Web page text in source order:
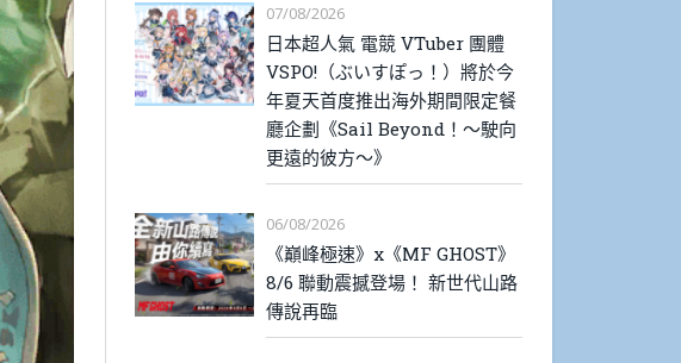
07/08/2026
日本超人氣 電競 VTuber 團體
VSPO!（ぶいすぽっ！）將於今
年夏天首度推出海外期間限定餐
廳企劃《Sail Beyond！～駛向
更遠的彼方～》
06/08/2026
《巔峰極速》x《MF GHOST》
8/6 聯動震撼登場！ 新世代山路
傳說再臨